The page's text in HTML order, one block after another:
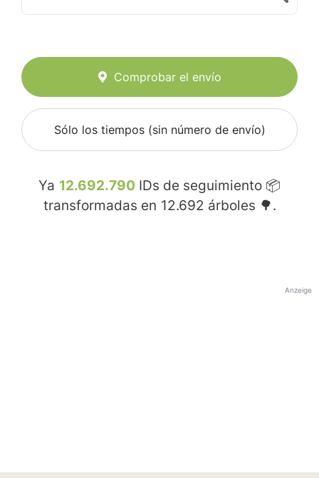
Comprobar el envío
Sólo los tiempos (sin número de envío)
Ya 12.692.790 IDs de seguimiento 📦
transformadas en 12.692 árboles 🌳.
Anzeige